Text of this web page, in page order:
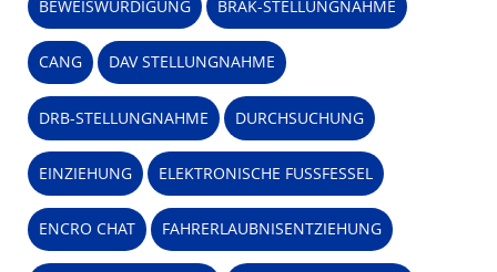
BEWEISWÜRDIGUNG BRAK-STELLUNGNAHME
CANG DAV STELLUNGNAHME
DRB-STELLUNGNAHME DURCHSUCHUNG
EINZIEHUNG ELEKTRONISCHE FUSSFESSEL
ENCRO CHAT FAHRERLAUBNISENTZIEHUNG